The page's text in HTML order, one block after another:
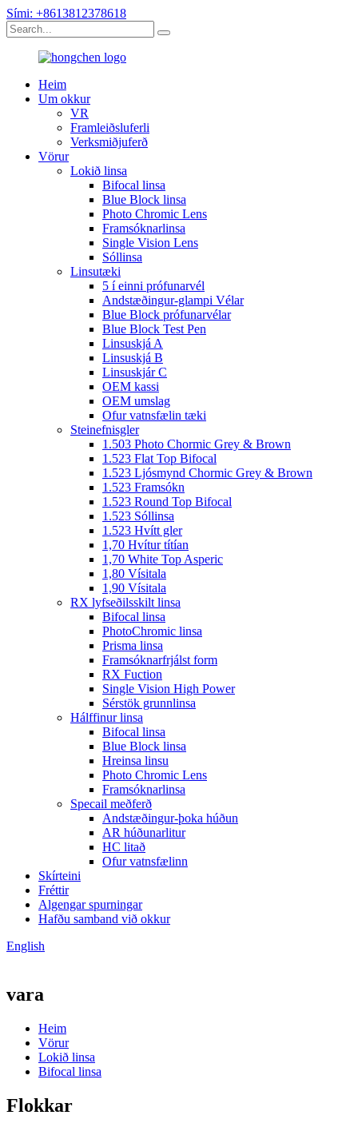
Sími: +8613812378618
Heim
Um okkur
VR
Framleiðsluferli
Verksmiðjuferð
Vörur
Lokið linsa
Bifocal linsa
Blue Block linsa
Photo Chromic Lens
Framsóknarlinsa
Single Vision Lens
Sóllinsa
Linsutæki
5 í einni prófunarvél
Andstæðingur-glampi Vélar
Blue Block prófunarvélar
Blue Block Test Pen
Linsuskjá A
Linsuskjá B
Linsuskjár C
OEM kassi
OEM umslag
Ofur vatnsfælin tæki
Steinefnisgler
1.503 Photo Chormic Grey & Brown
1.523 Flat Top Bifocal
1.523 Ljósmynd Chormic Grey & Brown
1.523 Framsókn
1.523 Round Top Bifocal
1.523 Sóllinsa
1.523 Hvítt gler
1,70 Hvítur títían
1,70 White Top Asperic
1,80 Vísitala
1,90 Vísitala
RX lyfseðilsskilt linsa
Bifocal linsa
PhotoChromic linsa
Prisma linsa
Framsóknarfrjálst form
RX Fuction
Single Vision High Power
Sérstök grunnlinsa
Hálffinur linsa
Bifocal linsa
Blue Block linsa
Hreinsa linsu
Photo Chromic Lens
Framsóknarlinsa
Specail meðferð
Andstæðingur-þoka húðun
AR húðunarlitur
HC litað
Ofur vatnsfælinn
Skírteini
Fréttir
Algengar spurningar
Hafðu samband við okkur
English
vara
Heim
Vörur
Lokið linsa
Bifocal linsa
Flokkar